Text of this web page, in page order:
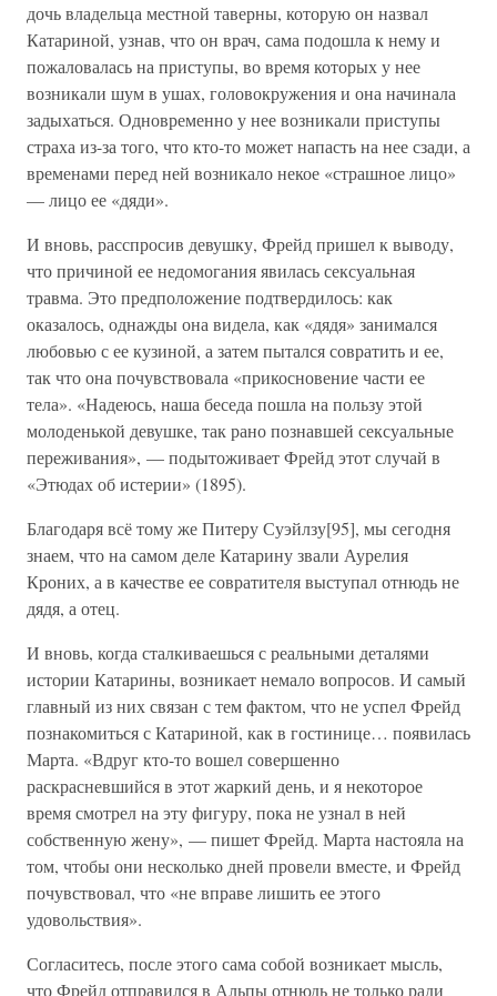
дочь владельца местной таверны, которую он назвал
Катариной, узнав, что он врач, сама подошла к нему и
пожаловалась на приступы, во время которых у нее
возникали шум в ушах, головокружения и она начинала
задыхаться. Одновременно у нее возникали приступы
страха из-за того, что кто-то может напасть на нее сзади, а
временами перед ней возникало некое «страшное лицо»
— лицо ее «дяди».
И вновь, расспросив девушку, Фрейд пришел к выводу,
что причиной ее недомогания явилась сексуальная
травма. Это предположение подтвердилось: как
оказалось, однажды она видела, как «дядя» занимался
любовью с ее кузиной, а затем пытался совратить и ее,
так что она почувствовала «прикосновение части ее
тела». «Надеюсь, наша беседа пошла на пользу этой
молоденькой девушке, так рано познавшей сексуальные
переживания», — подытоживает Фрейд этот случай в
«Этюдах об истерии» (1895).
Благодаря всё тому же Питеру Суэйлзу[95], мы сегодня
знаем, что на самом деле Катарину звали Аурелия
Кроних, а в качестве ее совратителя выступал отнюдь не
дядя, а отец.
И вновь, когда сталкиваешься с реальными деталями
истории Катарины, возникает немало вопросов. И самый
главный из них связан с тем фактом, что не успел Фрейд
познакомиться с Катариной, как в гостинице… появилась
Марта. «Вдруг кто-то вошел совершенно
раскрасневшийся в этот жаркий день, и я некоторое
время смотрел на эту фигуру, пока не узнал в ней
собственную жену», — пишет Фрейд. Марта настояла на
том, чтобы они несколько дней провели вместе, и Фрейд
почувствовал, что «не вправе лишить ее этого
удовольствия».
Согласитесь, после этого сама собой возникает мысль,
что Фрейд отправился в Альпы отнюдь не только ради